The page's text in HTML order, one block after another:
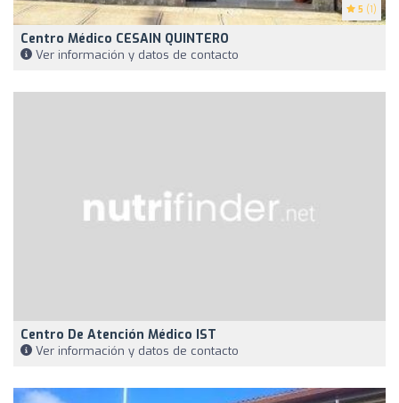
5 (1)
Centro Médico CESAIN QUINTERO
Ver información y datos de contacto
Centro De Atención Médico IST
Ver información y datos de contacto